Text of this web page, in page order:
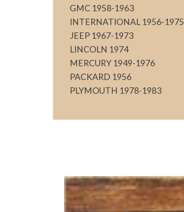
GMC 1958-1963
INTERNATIONAL 1956-1975
JEEP 1967-1973
LINCOLN 1974
MERCURY 1949-1976
PACKARD 1956
PLYMOUTH 1978-1983